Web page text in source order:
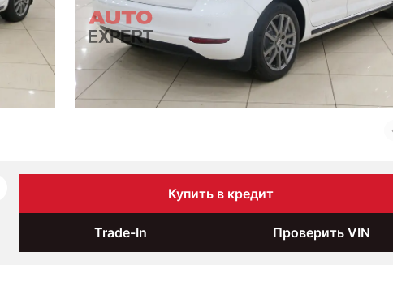
Купить в кредит
Trade-In Проверить VIN